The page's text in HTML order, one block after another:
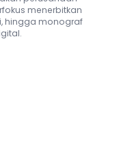
Link
menerbitkan
hingga monograf